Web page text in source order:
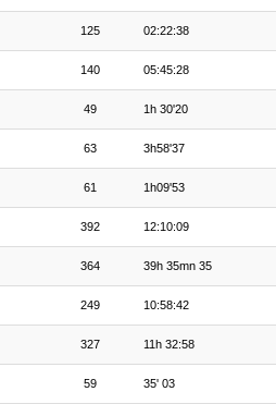
125 02:22:38
140 05:45:28
49 1h 30'20
63 3h58'37
61 1h09'53
392 12:10:09
364 39h 35mn 35
249 10:58:42
327 11h 32:58
59 35' 03